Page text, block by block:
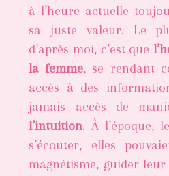
à l’heure actuelle
sa juste valeur. Le
d’après moi, c’est que
la femme, se rendant
accès à des
jamais accès de
l’intuition. À l’époque,
s’écouter, elles
magnétisme, guider